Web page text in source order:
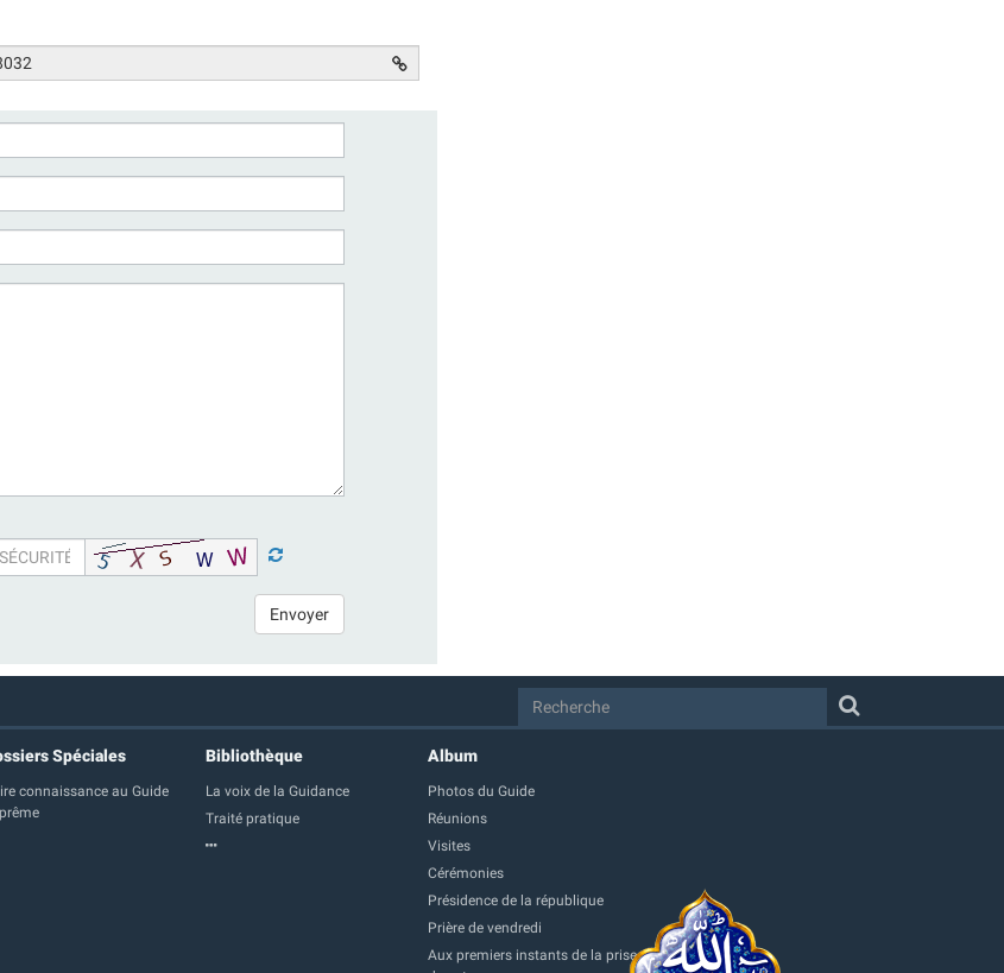
Envoyer
Spéciales
connaissance au Guide
Bibliothèque
La voix de la Guidance
Traité pratique
Album
Photos du Guide
Réunions
Visites
Cérémonies
Présidence de la république
Prière de vendredi
Aux premiers instants de la prise